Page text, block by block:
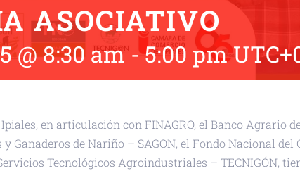
ASOCIATIVO
@ 8:30 am-5:00 pm
en articulación con FINAGRO, el Banco Agrario
Ganaderos de Nariño – SAGON, el Fondo Nacional del
Tecnológicos Agroindustriales – TECNIGÓN,